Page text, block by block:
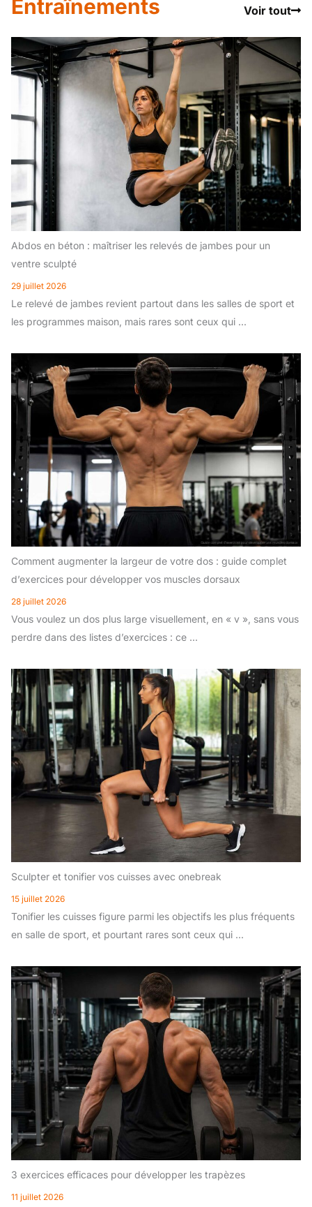
Entraînements Voir tout
Abdos en béton : maîtriser les relevés de jambes pour un
ventre sculpté
29 juillet 2026
Le relevé de jambes revient partout dans les salles de sport et
les programmes maison, mais rares sont ceux qui ...
Comment augmenter la largeur de votre dos : guide complet
d’exercices pour développer vos muscles dorsaux
28 juillet 2026
Vous voulez un dos plus large visuellement, en « v », sans vous
perdre dans des listes d’exercices : ce ...
Sculpter et tonifier vos cuisses avec onebreak
15 juillet 2026
Tonifier les cuisses figure parmi les objectifs les plus fréquents
en salle de sport, et pourtant rares sont ceux qui ...
3 exercices efficaces pour développer les trapèzes
11 juillet 2026